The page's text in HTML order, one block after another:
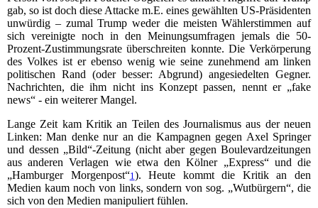
gab, so ist doch diese Attacke m.E. eines gewählten US-Präsidenten
unwürdig – zumal Trump weder die meisten Wählerstimmen auf
sich vereinigte noch in den Meinungsumfragen jemals die 50-
Prozent-Zustimmungsrate überschreiten konnte. Die Verkörperung
des Volkes ist er ebenso wenig wie seine zunehmend am linken
politischen Rand (oder besser: Abgrund) angesiedelten Gegner.
Nachrichten, die ihm nicht ins Konzept passen, nennt er „fake
news“ - ein weiterer Mangel.
Lange Zeit kam Kritik an Teilen des Journalismus aus der neuen
Linken: Man denke nur an die Kampagnen gegen Axel Springer
und dessen „Bild“-Zeitung (nicht aber gegen Boulevardzeitungen
aus anderen Verlagen wie etwa den Kölner „Express“ und die
„Hamburger Morgenpost“1). Heute kommt die Kritik an den
Medien kaum noch von links, sondern von sog. „Wutbürgern“, die
sich von den Medien manipuliert fühlen.